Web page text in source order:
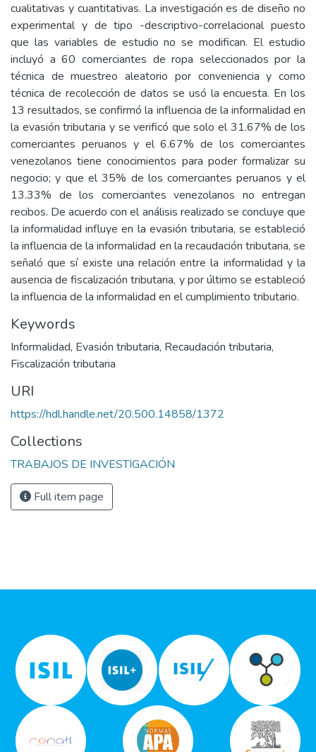
cualitativas y cuantitativas. La investigación es de diseño no
experimental y de tipo -descriptivo-correlacional puesto
que las variables de estudio no se modifican. El estudio
incluyó a 60 comerciantes de ropa seleccionados por la
técnica de muestreo aleatorio por conveniencia y como
técnica de recolección de datos se usó la encuesta. En los
13 resultados, se confirmó la influencia de la informalidad en
la evasión tributaria y se verificó que solo el 31.67% de los
comerciantes peruanos y el 6.67% de los comerciantes
venezolanos tiene conocimientos para poder formalizar su
negocio; y que el 35% de los comerciantes peruanos y el
13.33% de los comerciantes venezolanos no entregan
recibos. De acuerdo con el análisis realizado se concluye que
la informalidad influye en la evasión tributaria, se estableció
la influencia de la informalidad en la recaudación tributaria, se
señaló que sí existe una relación entre la informalidad y la
ausencia de fiscalización tributaria, y por último se estableció
la influencia de la informalidad en el cumplimiento tributario.
Keywords
Informalidad, Evasión tributaria, Recaudación tributaria,
Fiscalización tributaria
URI
https://hdl.handle.net/20.500.14858/1372
Collections
TRABAJOS DE INVESTIGACIÓN
Full item page